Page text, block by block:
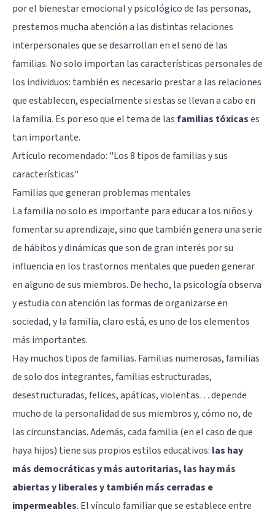
por el bienestar emocional y psicológico de las personas,
prestemos mucha atención a las distintas relaciones
interpersonales que se desarrollan en el seno de las
familias. No solo importan las características personales de
los individuos: también es necesario prestar a las relaciones
que establecen, especialmente si estas se llevan a cabo en
la familia. Es por eso que el tema de lasfamilias tóxicases
tan importante.
Artículo recomendado: "Los 8 tipos de familias y sus
características"
Familias que generan problemas mentales
La familia no solo es importante para educar a los niños y
fomentar su aprendizaje, sino que también genera una serie
de hábitos y dinámicas que son de gran interés por su
influencia en los trastornos mentalesque pueden generar
en alguno de sus miembros. De hecho, la psicología observa
y estudia con atención las formas de organizarse en
sociedad, y la familia, claro está, es uno de los elementos
más importantes.
Hay muchos tipos de familias. Familias numerosas, familias
de solo dos integrantes, familias estructuradas,
desestructuradas, felices, apáticas, violentas… depende
mucho de la personalidad de sus miembros y, cómo no, de
las circunstancias. Además, cada familia (en el caso de que
haya hijos) tiene sus propios estilos educativos: las hay
más democráticas y más autoritarias, las hay más
abiertas y liberales y también más cerradas e
impermeables. El vínculo familiar que se establece entre